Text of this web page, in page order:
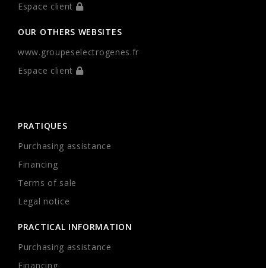
Espace client
OUR OTHERS WEBSITES
www.groupeselectrogenes.fr
Espace client
PRATIQUES
Purchasing assistance
Financing
Terms of sale
Legal notice
PRACTICAL INFORMATION
Purchasing assistance
Financing